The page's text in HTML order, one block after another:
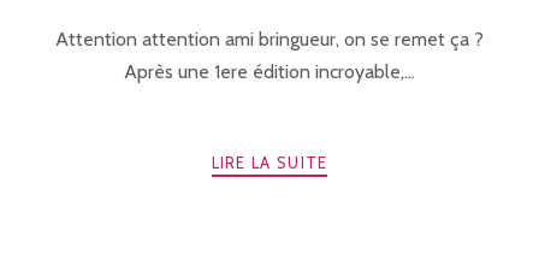
Attention attention ami bringueur, on se remet ça ?
Après une 1ere édition incroyable,...
LIRE LA SUITE